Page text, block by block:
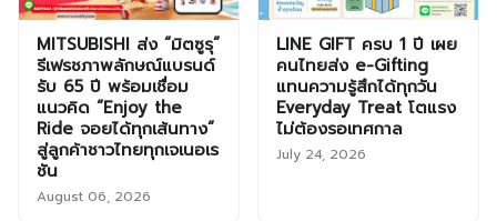
MITSUBISHI ส่ง “มิตซูรุ”
รีเฟรชภาพลักษณ์แบรนด์
รับ 65 ปี พร้อมเชื่อม
แนวคิด “Enjoy the
Ride จอยได้ทุกเส้นทาง”
สู่ลูกค้าชาวไทยทุกเจเนอเร
ชัน
August 06, 2026
LINE GIFT ครบ 1 ปี เผย
คนไทยส่ง e-Gifting
แทนความรู้สึกได้ทุกวัน
Everyday Treat โตแรง
ไม่ต้องรอเทศกาล
July 24, 2026